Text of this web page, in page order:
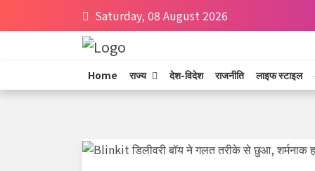
Saturday, 08 August 2026
Home राज्य देश-विदेश राजनीति लाइफ स्टाइल